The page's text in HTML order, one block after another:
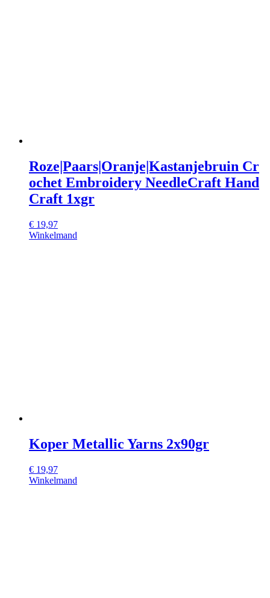
Roze|Paars|Oranje|Kastanjebruin Cr
ochet Embroidery NeedleCraft Hand
Craft 1xgr
€ 19,97
Winkelmand
Koper Metallic Yarns 2x90gr
€ 19,97
Winkelmand